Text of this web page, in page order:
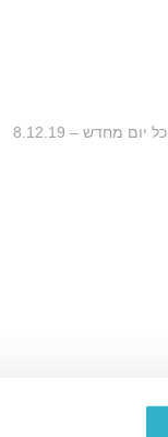
כל יום מחדש – 8.12.19